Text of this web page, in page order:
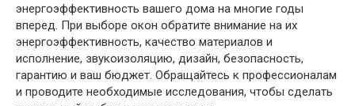
энергоэффективность вашего дома на многие годы
вперед. При выборе окон обратите внимание на их
энергоэффективность, качество материалов и
исполнение, звукоизоляцию, дизайн, безопасность,
гарантию и ваш бюджет. Обращайтесь к профессионалам
и проводите необходимые исследования, чтобы сделать